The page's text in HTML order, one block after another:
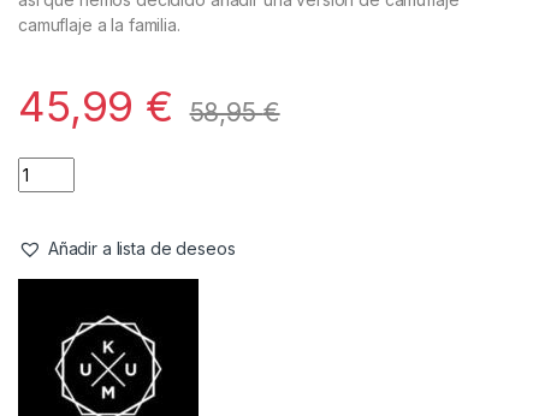
Ropa
Kumu Sudadera Deception Full
Referencia del Proveedor: HDDCFC106**
Stock:
camuflaje a la familia.
45,99€